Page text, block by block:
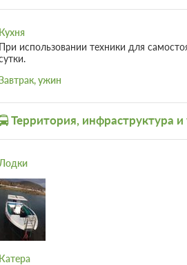
использовании техники для
ужин
Территория, инфраструктура и